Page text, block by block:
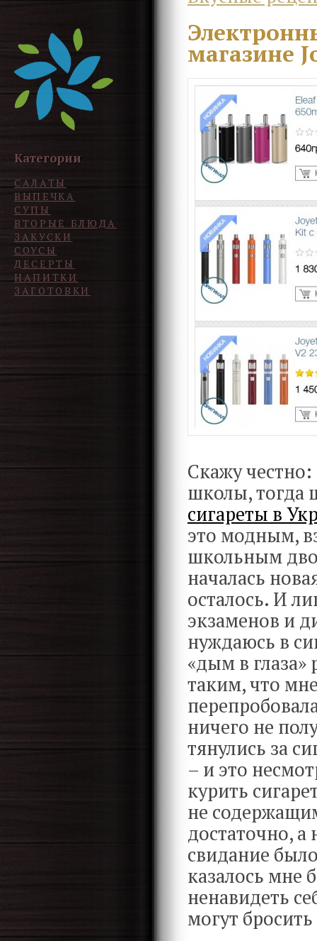
Категории
САЛАТЫ
ВЫПЕЧКА
СУПЫ
ВТОРЫЕ БЛЮДА
ЗАКУСКИ
СОУСЫ
ДЕСЕРТЫ
НАПИТКИ
ЗАГОТОВКИ
магазине
Скажу честно:
школы, тогда
сигареты в
это модным,
школьным
началась
осталось. И
экзаменов и
нуждаюсь в
«дым в
таким, что
ничего не
тянулись за
– и это
курить
не
достаточно, а
свидание
казалось мне
ненавидеть
могут